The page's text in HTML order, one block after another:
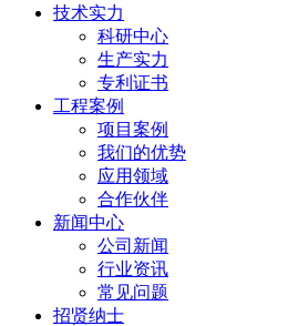
技术实力
科研中心
生产实力
专利证书
工程案例
项目案例
我们的优势
应用领域
合作伙伴
新闻中心
公司新闻
行业资讯
常见问题
招贤纳士